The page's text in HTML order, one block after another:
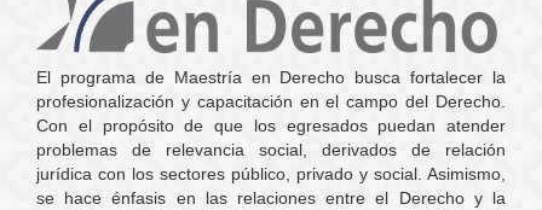
El programa de Maestría en Derecho busca fortalecer la
profesionalización y capacitación en el campo del Derecho.
Con el propósito de que los egresados puedan atender
problemas de relevancia social, derivados de relación
jurídica con los sectores público, privado y social. Asimismo,
se hace énfasis en las relaciones entre el Derecho y la